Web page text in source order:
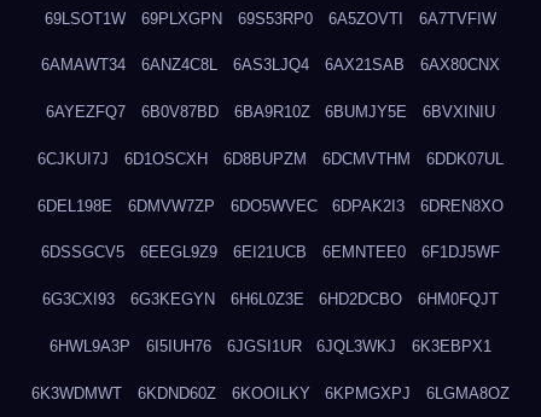
69LSOT1W 69PLXGPN 69S53RP0 6A5ZOVTI 6A7TVFIW
6AMAWT34 6ANZ4C8L 6AS3LJQ4 6AX21SAB 6AX80CNX
6AYEZFQ7 6B0V87BD 6BA9R10Z 6BUMJY5E 6BVXINIU
6CJKUI7J 6D1OSCXH 6D8BUPZM 6DCMVTHM 6DDK07UL
6DEL198E 6DMVW7ZP 6DO5WVEC 6DPAK2I3 6DREN8XO
6DSSGCV5 6EEGL9Z9 6EI21UCB 6EMNTEE0 6F1DJ5WF
6G3CXI93 6G3KEGYN 6H6L0Z3E 6HD2DCBO 6HM0FQJT
6HWL9A3P 6I5IUH76 6JGSI1UR 6JQL3WKJ 6K3EBPX1
6K3WDMWT 6KDND60Z 6KOOILKY 6KPMGXPJ 6LGMA8OZ